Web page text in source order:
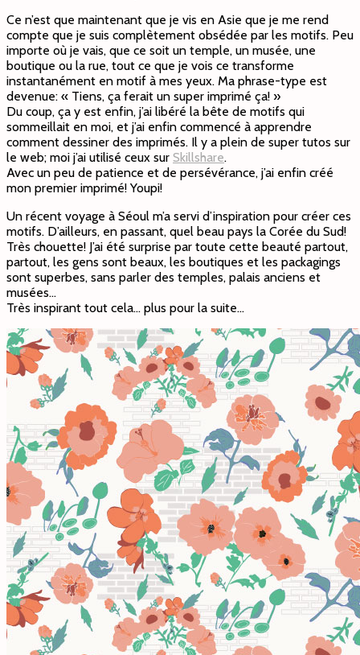
Ce n’est que maintenant que je vis en Asie que je me rend
compte que je suis complètement obsédée par les motifs. Peu
importe où je vais, que ce soit un temple, un musée, une
boutique ou la rue, tout ce que je vois ce transforme
instantanément en motif à mes yeux. Ma phrase-type est
devenue: « Tiens, ça ferait un super imprimé ça! »
Du coup, ça y est enfin, j’ai libéré la bête de motifs qui
sommeillait en moi, et j’ai enfin commencé à apprendre
comment dessiner des imprimés. Il y a plein de super tutos sur
le web; moi j’ai utilisé ceux sur Skillshare.
Avec un peu de patience et de persévérance, j’ai enfin créé
mon premier imprimé! Youpi!
Un récent voyage à Séoul m’a servi d’inspiration pour créer ces
motifs. D’ailleurs, en passant, quel beau pays la Corée du Sud!
Très chouette! J’ai été surprise par toute cette beauté partout,
partout, les gens sont beaux, les boutiques et les packagings
sont superbes, sans parler des temples, palais anciens et
musées…
Très inspirant tout cela… plus pour la suite…